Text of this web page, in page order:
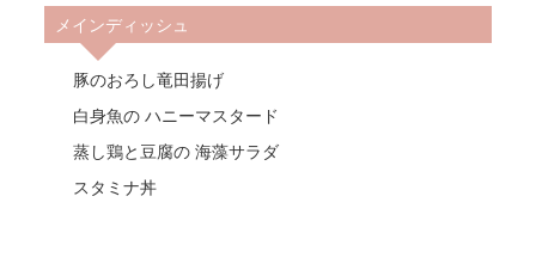
メインディッシュ
豚のおろし竜田揚げ
白身魚の ハニーマスタード
蒸し鶏と豆腐の 海藻サラダ
スタミナ丼